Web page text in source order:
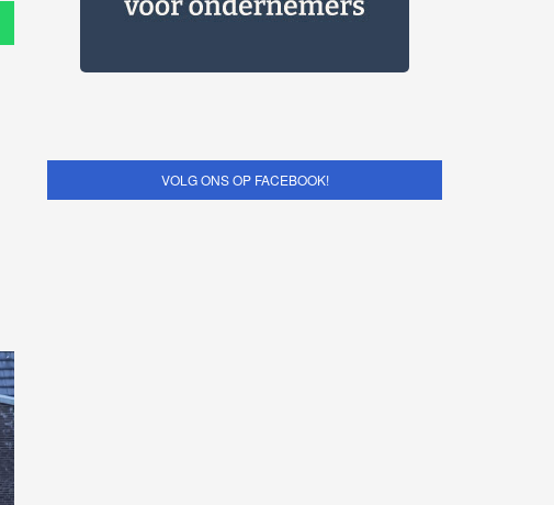
VOLG ONS OP FACEBOOK!